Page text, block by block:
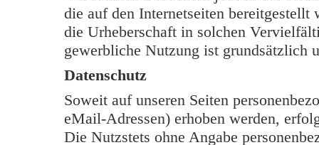
die auf den Internetseiten
die Urheberschaft in solchen
gewerbliche Nutzung ist grundsätzlich
Datenschutz
Soweit auf unseren Seiten
eMail-Adressen) erhoben werden,
Die Nutzstets ohne Angabe